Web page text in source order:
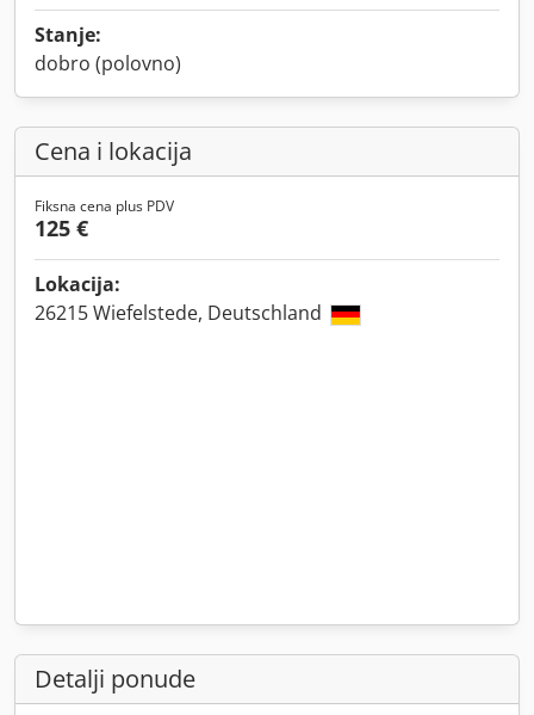
Stanje:
dobro (polovno)
Cena i lokacija
Fiksna cena plus PDV
125 €
Lokacija:
26215 Wiefelstede, Deutschland
Detalji ponude